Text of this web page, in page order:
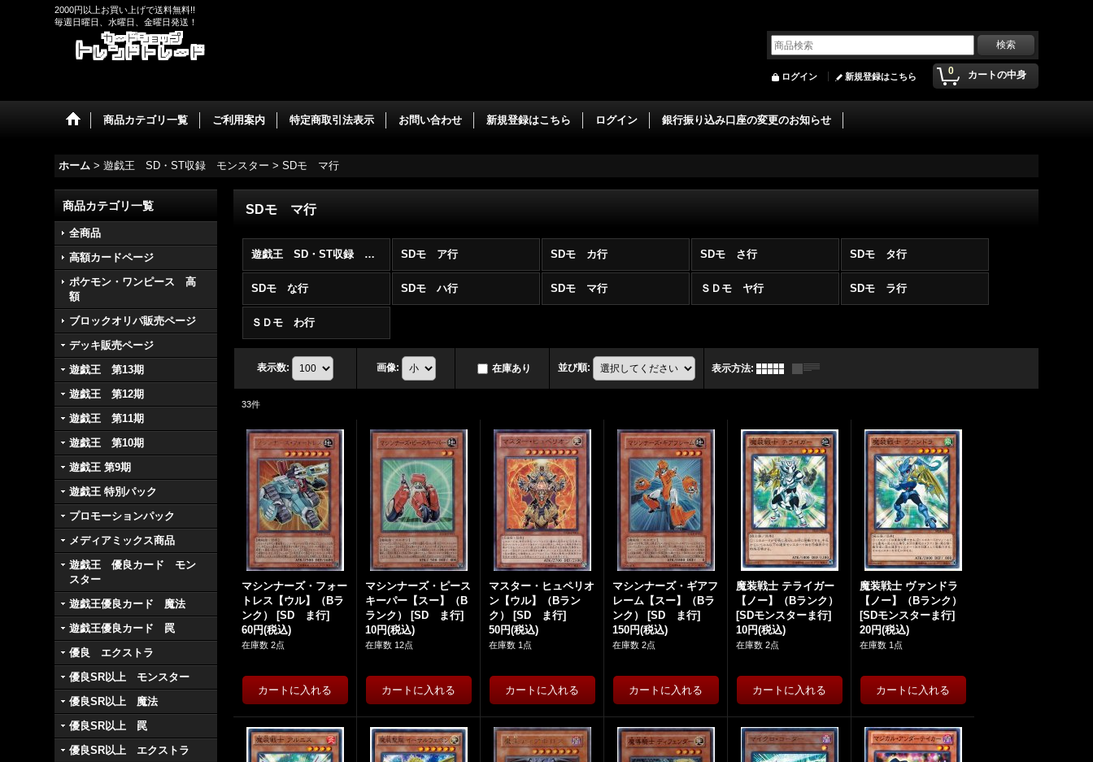
2000円以上お買い上げで送料無料!!
毎週日曜日、水曜日、金曜日発送！
0 カートの中身
ログイン 新規登録はこちら
商品カテゴリ一覧 ご利用案内 特定商取引法表示 お問い合わせ 新規登録はこちら ログイン 銀行振り込み口座の変更のお知らせ
ホーム > 遊戯王 SD・ST収録 モンスター > SDモ マ行
商品カテゴリ一覧
全商品
高額カードページ
ポケモン・ワンピース 高
額
ブロックオリパ販売ページ
デッキ販売ページ
遊戯王 第13期
遊戯王 第12期
遊戯王 第11期
遊戯王 第10期
遊戯王 第9期
遊戯王 特別パック
プロモーションパック
メディアミックス商品
遊戯王 優良カード モン
スター
遊戯王優良カード 魔法
遊戯王優良カード 罠
優良 エクストラ
優良SR以上 モンスター
優良SR以上 魔法
優良SR以上 罠
優良SR以上 エクストラ
SDモ マ行
遊戯王 SD・ST収録 モンスター (全商品) SDモ ア行 SDモ カ行 SDモ さ行 SDモ タ行
SDモ な行 SDモ ハ行 SDモ マ行 ＳＤモ ヤ行 SDモ ラ行
ＳＤモ わ行
表示数: 画像: 在庫あり 並び順: 表示方法:
33件
マシンナーズ・フォー
トレス【ウル】（Bラ
ンク）
[SD ま行]
60円(税込)
在庫数 2点
マシンナーズ・ピース
キーパー【スー】（B
ランク）
[SD ま行]
10円(税込)
在庫数 12点
マスター・ヒュペリオ
ン【ウル】（Bラン
ク）
[SD ま行]
50円(税込)
在庫数 1点
マシンナーズ・ギアフ
レーム【スー】（Bラ
ンク）
[SD ま行]
150円(税込)
在庫数 2点
魔装戦士 テライガー
【ノー】（Bランク）
[SDモンスターま行]
10円(税込)
在庫数 2点
魔装戦士 ヴァンドラ
【ノー】（Bランク）
[SDモンスターま行]
20円(税込)
在庫数 1点